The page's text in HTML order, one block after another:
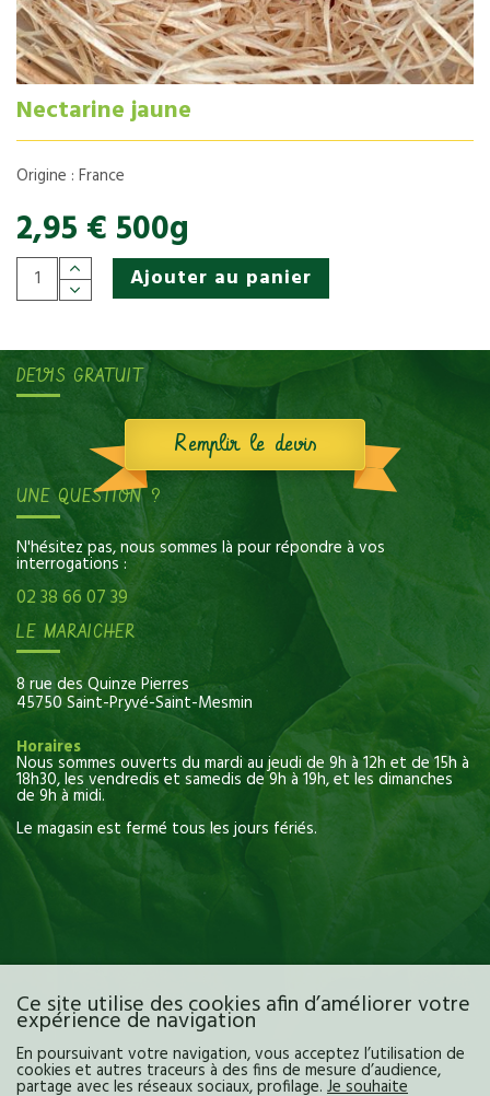
Nectarine jaune
Origine : France
2,95 € 500g
Ajouter au panier
DEVIS GRATUIT
Remplir le devis
UNE QUESTION ?
N'hésitez pas, nous sommes là pour répondre à vos
interrogations :
02 38 66 07 39
LE MARAICHER
8 rue des Quinze Pierres
45750 Saint-Pryvé-Saint-Mesmin
Horaires
Nous sommes ouverts du mardi au jeudi de 9h à 12h et de 15h à
18h30, les vendredis et samedis de 9h à 19h, et les dimanches
de 9h à midi.
Le magasin est fermé tous les jours fériés.
Ce site utilise des cookies afin d’améliorer votre
expérience de navigation
En poursuivant votre navigation, vous acceptez l’utilisation de
cookies et autres traceurs à des fins de mesure d’audience,
partage avec les réseaux sociaux, profilage. Je souhaite